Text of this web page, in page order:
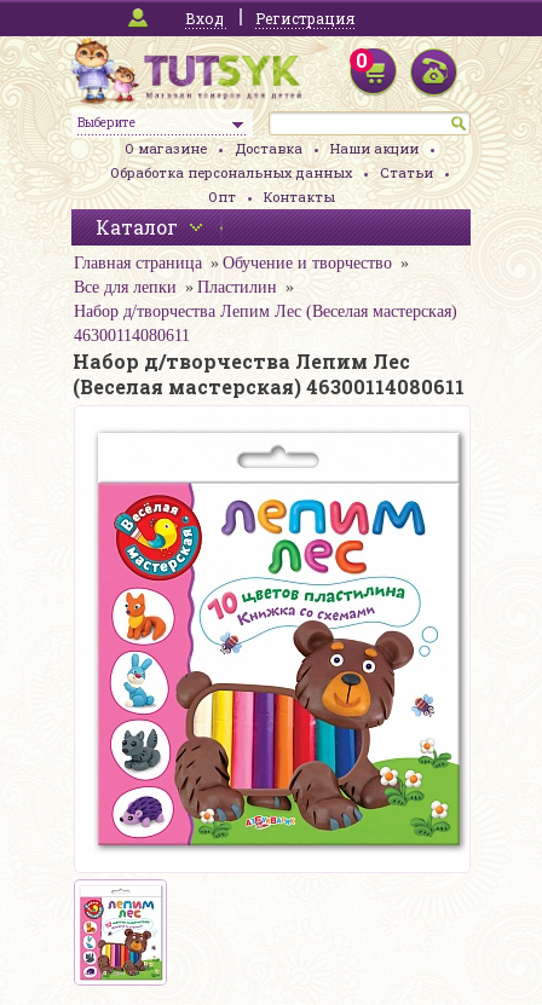
Вход Регистрация
Выберите
0
О магазине Доставка
Наши акции
Обработка персональных данных
Статьи
Опт
Контакты
Каталог
Главная страница
Обучение и творчество
Все для лепки
Пластилин
Набор д/творчества Лепим Лес (Веселая мастерская)
46300114080611
Набор д/творчества Лепим Лес
(Веселая мастерская) 46300114080611